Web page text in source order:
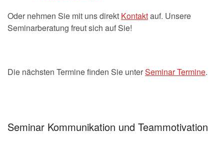
Oder nehmen Sie mit uns direkt Kontaktauf. Unsere
Seminarberatung freut sich auf Sie!
Die nächsten Termine finden Sie unterSeminar Termine.
Seminar Kommunikation und Teammotivation